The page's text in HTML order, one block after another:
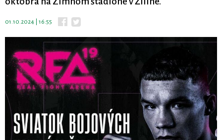
01.10.2024 | 16:55